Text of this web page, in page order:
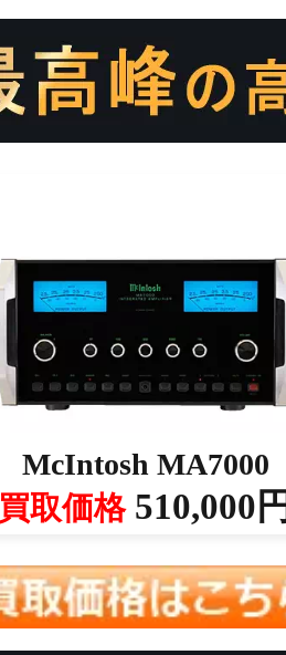
McIntosh MA7000
買取価格510,000円